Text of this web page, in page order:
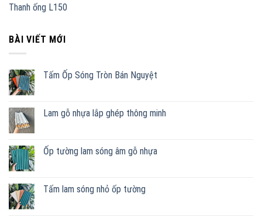
Thanh ống L150
BÀI VIẾT MỚI
Tấm Ốp Sóng Tròn Bán Nguyệt
Lam gỗ nhựa lắp ghép thông minh
Ốp tường lam sóng âm gỗ nhựa
Tấm lam sóng nhỏ ốp tường